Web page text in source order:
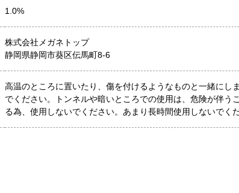
1.0%
株式会社メガネトップ
静岡県静岡市葵区伝馬町8-6
高温のところに置いたり、傷を付けるようなものと一緒にし
でください。トンネルや暗いところでの使用は、危険が伴う
る為、使用しないでください。あまり長時間使用しないでく